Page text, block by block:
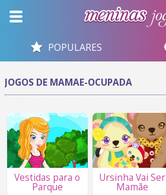
POPULARES
JOGOS DE MAMAE-OCUPADA
Vestidas para o
Parque
Ursinha Vai Ser
Mamãe